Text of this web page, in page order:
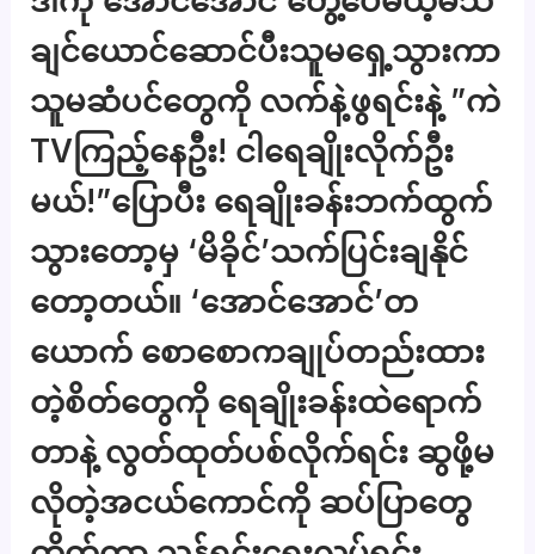
ချင်ယောင်ဆောင်ပီးသူမရှေ့သွားကာ
သူမဆံပင်တွေကို လက်နဲ့ဖွရင်းနဲ့ ”ကဲ
TVကြည့်နေဦး! ငါရေချိုးလိုက်ဦး
မယ်!”ပြောပီး ရေချိုးခန်းဘက်ထွက်
သွားတော့မှ ‘မိခိုင်’သက်ပြင်းချနိုင်
တော့တယ်။ ‘အောင်အောင်’တ
ယောက် စောစောကချုပ်တည်းထား
တဲ့စိတ်တွေကို ရေချိုးခန်းထဲရောက်
တာနဲ့ လွတ်ထုတ်ပစ်လိုက်ရင်း ဆွဖို့မ
လိုတဲ့အငယ်ကောင်ကို ဆပ်ပြာတွေ